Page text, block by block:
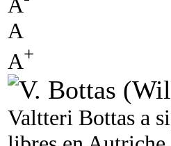
A
A+
Valtteri Bottas a